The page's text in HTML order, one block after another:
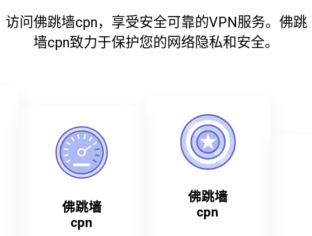
访问佛跳墙cpn，享受安全可靠的VPN服务。佛跳
墙cpn致力于保护您的网络隐私和安全。
佛跳墙
cpn
佛跳墙
cpn